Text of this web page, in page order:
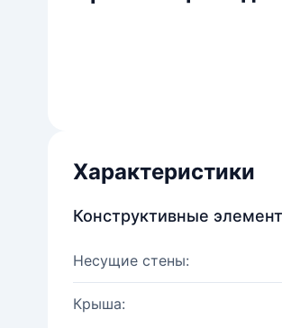
Характеристики
Конструктивные
Несущие стены:
Крыша: